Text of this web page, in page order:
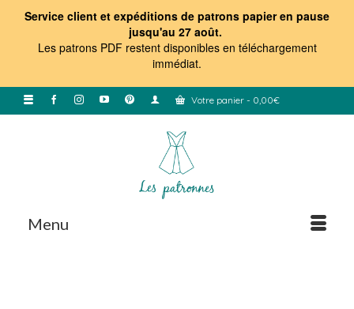
Service client et expéditions de patrons papier en pause
jusqu'au 27 août.
Les patrons PDF restent disponibles en téléchargement
immédiat.
Votre panier - 0,00€
Menu